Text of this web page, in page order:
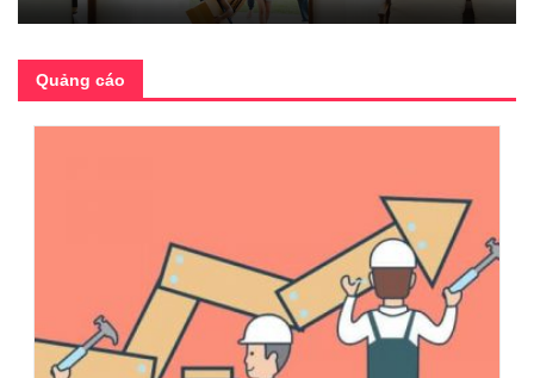
Quảng cáo